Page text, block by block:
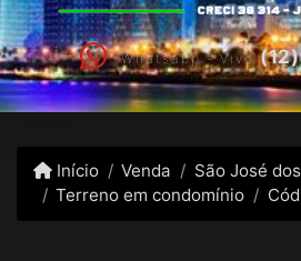
Whatsapp - Vivo
Início Venda
São José
Terreno em condomínio